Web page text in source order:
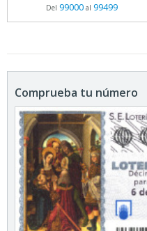
Del 99000al 99499
Comprueba tu número